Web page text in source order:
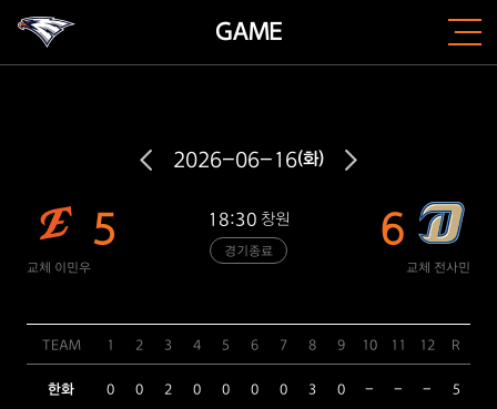
GAME
2026-06-16(화)
5
교체 이민우
18:30 창원
경기종료 6
교체 전사민
TEAM 1 2 3 4 5 6 7 8 9 10 11 12 R
한화 0 0 2 0 0 0 0 3 0 - - - 5